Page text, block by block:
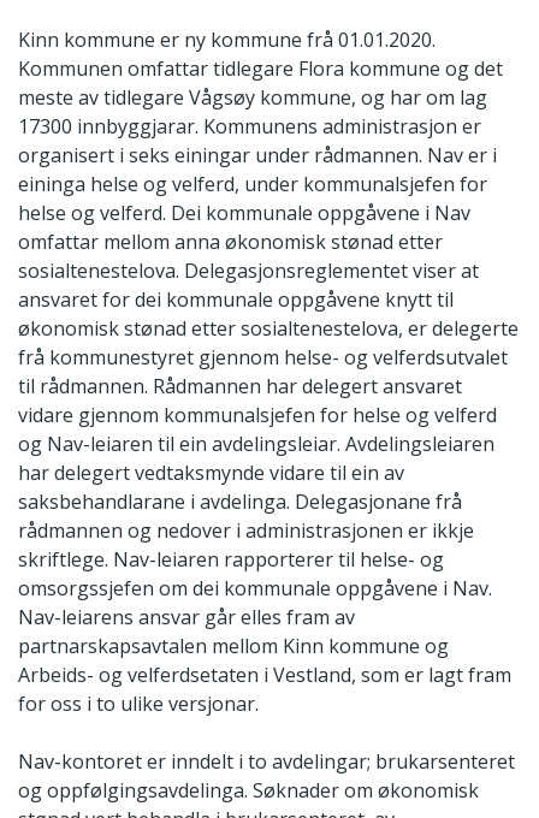
Kinn kommune er ny kommune frå 01.01.2020.
Kommunen omfattar tidlegare Flora kommune og det
meste av tidlegare Vågsøy kommune, og har om lag
17300 innbyggjarar. Kommunens administrasjon er
organisert i seks einingar under rådmannen. Nav er i
eininga helse og velferd, under kommunalsjefen for
helse og velferd. Dei kommunale oppgåvene i Nav
omfattar mellom anna økonomisk stønad etter
sosialtenestelova. Delegasjonsreglementet viser at
ansvaret for dei kommunale oppgåvene knytt til
økonomisk stønad etter sosialtenestelova, er delegerte
frå kommunestyret gjennom helse- og velferdsutvalet
til rådmannen. Rådmannen har delegert ansvaret
vidare gjennom kommunalsjefen for helse og velferd
og Nav-leiaren til ein avdelingsleiar. Avdelingsleiaren
har delegert vedtaksmynde vidare til ein av
saksbehandlarane i avdelinga. Delegasjonane frå
rådmannen og nedover i administrasjonen er ikkje
skriftlege. Nav-leiaren rapporterer til helse- og
omsorgssjefen om dei kommunale oppgåvene i Nav.
Nav-leiarens ansvar går elles fram av
partnarskapsavtalen mellom Kinn kommune og
Arbeids- og velferdsetaten i Vestland, som er lagt fram
for oss i to ulike versjonar.
Nav-kontoret er inndelt i to avdelingar; brukarsenteret
og oppfølgingsavdelinga. Søknader om økonomisk